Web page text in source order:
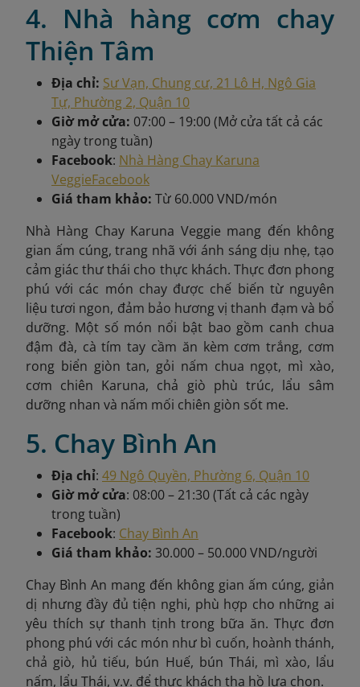
4. Nhà hàng cơm chay
Thiện Tâm
Địa chỉ: Sư Vạn, Chung cư, 21 Lô H, Ngô Gia
Tự, Phường 2, Quận 10
Giờ mở cửa: 07:00 – 19:00 (Mở cửa tất cả các
ngày trong tuần)
Facebook: Nhà Hàng Chay Karuna
VeggieFacebook
Giá tham khảo: Từ 60.000 VND/món
Nhà Hàng Chay Karuna Veggie mang đến không
gian ấm cúng, trang nhã với ánh sáng dịu nhẹ, tạo
cảm giác thư thái cho thực khách. Thực đơn phong
phú với các món chay được chế biến từ nguyên
liệu tươi ngon, đảm bảo hương vị thanh đạm và bổ
dưỡng. Một số món nổi bật bao gồm canh chua
đậm đà, cà tím tay cầm ăn kèm cơm trắng, cơm
rong biển giòn tan, gỏi nấm chua ngọt, mì xào,
cơm chiên Karuna, chả giò phù trúc, lẩu sâm
dưỡng nhan và nấm mối chiên giòn sốt me.
5. Chay Bình An
Địa chỉ: 49 Ngô Quyền, Phường 6, Quận 10
Giờ mở cửa: 08:00 – 21:30 (Tất cả các ngày
trong tuần)
Facebook: Chay Bình An
Giá tham khảo: 30.000 – 50.000 VND/người
Chay Bình An mang đến không gian ấm cúng, giản
dị nhưng đầy đủ tiện nghi, phù hợp cho những ai
yêu thích sự thanh tịnh trong bữa ăn. Thực đơn
phong phú với các món như bì cuốn, hoành thánh,
chả giò, hủ tiếu, bún Huế, bún Thái, mì xào, lẩu
nấm, lẩu Thái, v.v. để thực khách tha hồ lựa chọn.